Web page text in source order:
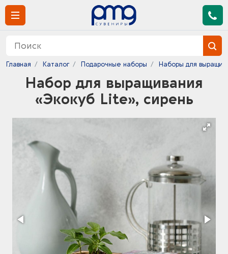
Главная Каталог Подарочные наборы Наборы для
Набор для выращивания
«Экокуб Lite», сирень